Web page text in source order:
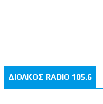
ΔΙΟΛΚΟΣ RADIO 105.6